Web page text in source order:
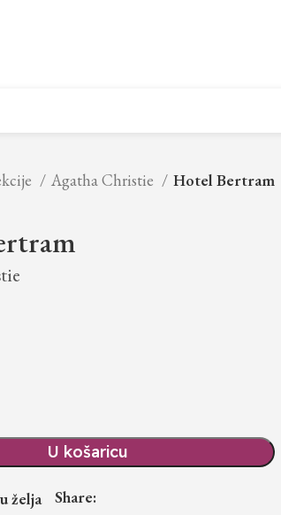
Agatha Christie Hotel Bertram
U košaricu
želja Share: